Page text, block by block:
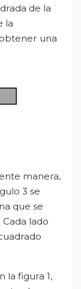
de la
la
una
manera,
3 se
que se
lado
la figura 1,